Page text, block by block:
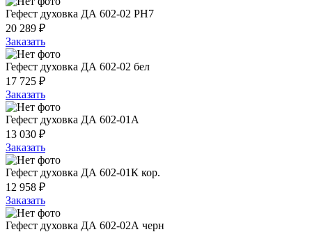
Гефест духовка ДА 602-02 РН7
20 289 ₽
Заказать
Гефест духовка ДА 602-02 бел
17 725 ₽
Заказать
Гефест духовка ДА 602-01А
13 030 ₽
Заказать
Гефест духовка ДА 602-01К кор.
12 958 ₽
Заказать
Гефест духовка ДА 602-02А черн